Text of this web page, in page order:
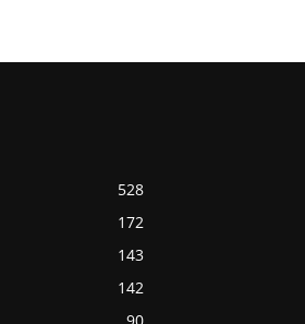
528
172
143
142